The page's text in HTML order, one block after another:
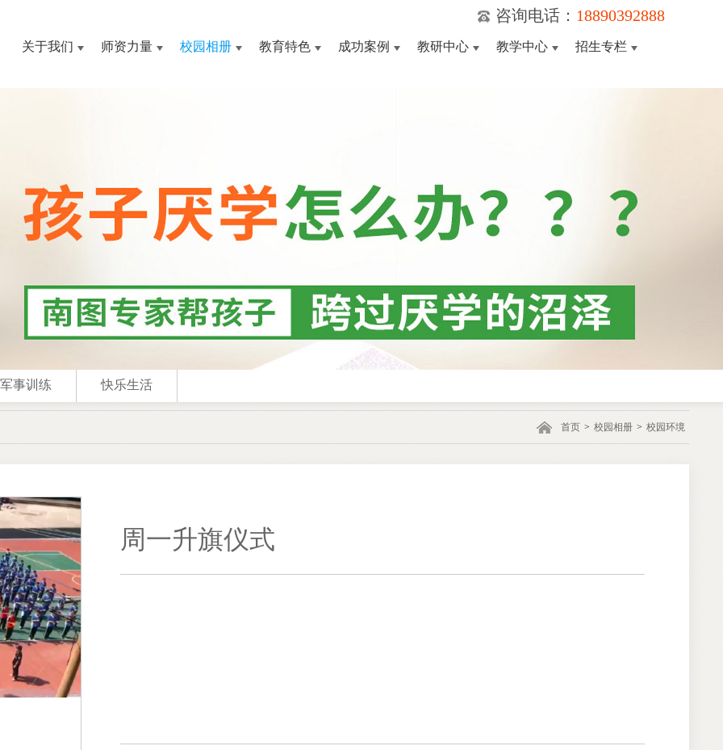
关于我们 师资力量 校园相册 教育特色 成功案例 教研中心 教学中心 招生专栏
咨询电话： 18890392888
军事训练 快乐生活
首页 > 校园相册 > 校园环境
周一升旗仪式